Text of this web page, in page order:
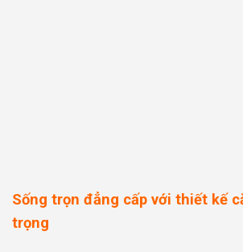
Sống trọn đẳng cấp với thiết kế
trọng